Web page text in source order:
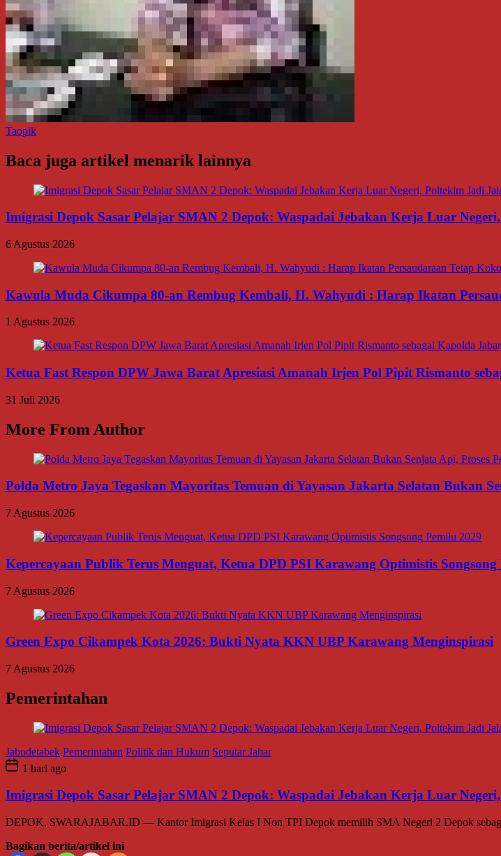
Taopik
Baca juga artikel menarik lainnya
Imigrasi Depok Sasar Pelajar SMAN 2 Depok: Waspadai Jebakan Kerja Luar
6 Agustus 2026
Kawula Muda Cikumpa 80-an Rembug Kembali, H. Wahyudi : Harap Ikatan
1 Agustus 2026
Ketua Fast Respon DPW Jawa Barat Apresiasi Amanah Irjen Pol Pipit Rismanto
31 Juli 2026
More From Author
Polda Metro Jaya Tegaskan Mayoritas Temuan di Yayasan Jakarta Selatan Bukan
7 Agustus 2026
Kepercayaan Publik Terus Menguat, Ketua DPD PSI Karawang Optimistis Songsong
7 Agustus 2026
Green Expo Cikampek Kota 2026: Bukti Nyata KKN UBP Karawang Menginspirasi
7 Agustus 2026
Pemerintahan
Jabodetabek Pemerintahan Politik dan Hukum Seputar Jabar
1 hari ago
Imigrasi Depok Sasar Pelajar SMAN 2 Depok: Waspadai Jebakan Kerja Luar
DEPOK, SWARAJABAR.ID — Kantor Imigrasi Kelas I Non TPI Depok memilih SMA Negeri 2 Depok
Bagikan berita/artikel ini